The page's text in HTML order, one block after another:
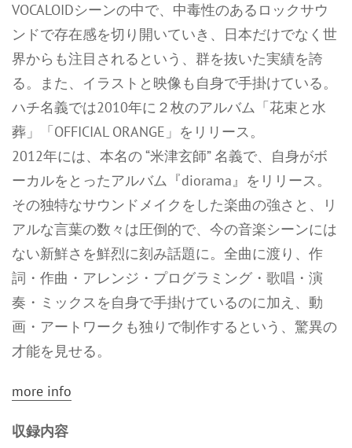
VOCALOIDシーンの中で、中毒性のあるロックサウ
ンドで存在感を切り開いていき、日本だけでなく世
界からも注目されるという、群を抜いた実績を誇
る。また、イラストと映像も自身で手掛けている。
ハチ名義では2010年に２枚のアルバム「花束と水
葬」「OFFICIAL ORANGE」をリリース。
2012年には、本名の “米津玄師” 名義で、自身がボ
ーカルをとったアルバム『diorama』をリリース。
その独特なサウンドメイクをした楽曲の強さと、リ
アルな言葉の数々は圧倒的で、今の音楽シーンには
ない新鮮さを鮮烈に刻み話題に。全曲に渡り、作
詞・作曲・アレンジ・プログラミング・歌唱・演
奏・ミックスを自身で手掛けているのに加え、動
画・アートワークも独りで制作するという、驚異の
才能を見せる。
more info
収録内容